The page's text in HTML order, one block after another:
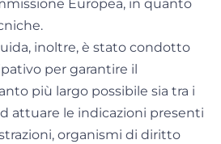
Europea, in quanto
inoltre, è stato condotto
per garantire il
più largo possibile sia tra i
attuare le indicazioni presenti
organismi di diritto